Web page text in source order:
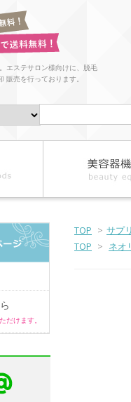
エステサロン様向けに、脱毛
販売を行っております。
TOP > サプ
TOP > ネオ
けます。